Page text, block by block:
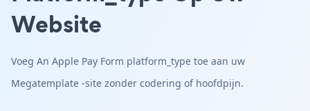
Website
Voeg An Apple Pay Form platform_type toe aan uw
Megatemplate -site zonder codering of hoofdpijn.